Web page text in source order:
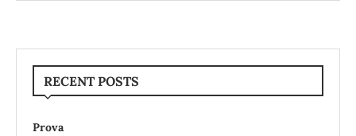
RECENT POSTS
Prova